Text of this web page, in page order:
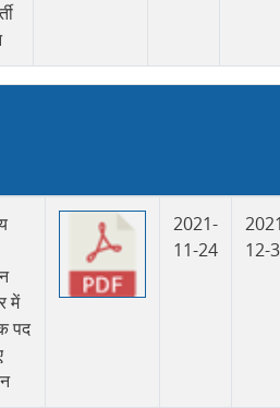
में
पद
2021-
11-24
12-